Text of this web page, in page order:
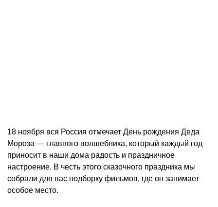
18 ноября вся Россия отмечает День рождения Деда
Мороза — главного волшебника, который каждый год
приносит в наши дома радость и праздничное
настроение. В честь этого сказочного праздника мы
собрали для вас подборку фильмов, где он занимает
особое место.